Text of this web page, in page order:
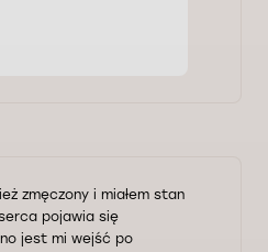
zmęczony i miałem stan
pojawia się
jest mi wejść po